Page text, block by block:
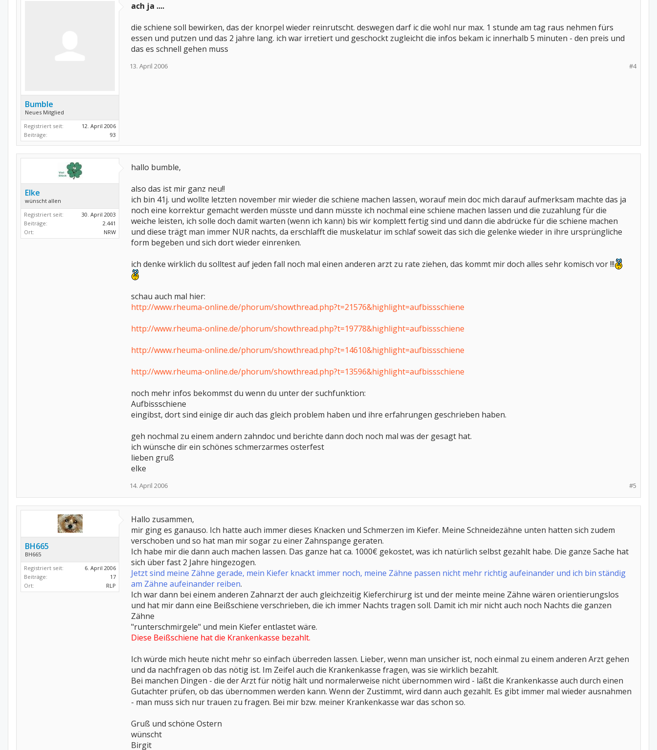
Bumble
Neues Mitglied
Registriert seit:
12. April 2006
Beiträge:
93
ach ja ....
die schiene soll bewirken, das der knorpel wieder reinrutscht. deswegen darf ic die wohl nur max. 1 stunde am tag raus nehmen fürs
essen und putzen und das 2 jahre lang. ich war irretiert und geschockt zugleicht die infos bekam ic innerhalb 5 minuten - den preis und
das es schnell gehen muss
#4
13. April 2006
Elke
wünscht allen
Registriert seit:
30. April 2003
Beiträge:
2.441
Ort:
NRW
hallo bumble,
also das ist mir ganz neu!!
ich bin 41j. und wollte letzten november mir wieder die schiene machen lassen, worauf mein doc mich darauf aufmerksam machte das ja
noch eine korrektur gemacht werden müsste und dann müsste ich nochmal eine schiene machen lassen und die zuzahlung für die
weiche leisten, ich solle doch damit warten (wenn ich kann) bis wir komplett fertig sind und dann die abdrücke für die schiene machen
und diese trägt man immer NUR nachts, da erschlafft die muskelatur im schlaf soweit das sich die gelenke wieder in ihre ursprüngliche
form begeben und sich dort wieder einrenken.
ich denke wirklich du solltest auf jeden fall noch mal einen anderen arzt zu rate ziehen, das kommt mir doch alles sehr komisch vor !!!
schau auch mal hier:
http://www.rheuma-online.de/phorum/showthread.php?t=21576&highlight=aufbissschiene
http://www.rheuma-online.de/phorum/showthread.php?t=19778&highlight=aufbissschiene
http://www.rheuma-online.de/phorum/showthread.php?t=14610&highlight=aufbissschiene
http://www.rheuma-online.de/phorum/showthread.php?t=13596&highlight=aufbissschiene
noch mehr infos bekommst du wenn du unter der suchfunktion:
Aufbissschiene
eingibst, dort sind einige dir auch das gleich problem haben und ihre erfahrungen geschrieben haben.
geh nochmal zu einem andern zahndoc und berichte dann doch noch mal was der gesagt hat.
ich wünsche dir ein schönes schmerzarmes osterfest
lieben gruß
elke
#5
14. April 2006
BH665
BH665
Registriert seit:
6. April 2006
Beiträge:
17
Ort:
RLP
Hallo zusammen,
mir ging es ganauso. Ich hatte auch immer dieses Knacken und Schmerzen im Kiefer. Meine Schneidezähne unten hatten sich zudem
verschoben und so hat man mir sogar zu einer Zahnspange geraten.
Ich habe mir die dann auch machen lassen. Das ganze hat ca. 1000€ gekostet, was ich natürlich selbst gezahlt habe. Die ganze Sache hat
sich über fast 2 Jahre hingezogen.
Jetzt sind meine Zähne gerade, mein Kiefer knackt immer noch, meine Zähne passen nicht mehr richtig aufeinander und ich bin ständig
am Zähne aufeinander reiben.
Ich war dann bei einem anderen Zahnarzt der auch gleichzeitig Kieferchirurg ist und der meinte meine Zähne wären orientierungslos
und hat mir dann eine Beißschiene verschrieben, die ich immer Nachts tragen soll. Damit ich mir nicht auch noch Nachts die ganzen
Zähne
"runterschmirgele" und mein Kiefer entlastet wäre.
Diese Beißschiene hat die Krankenkasse bezahlt.
Ich würde mich heute nicht mehr so einfach überreden lassen. Lieber, wenn man unsicher ist, noch einmal zu einem anderen Arzt gehen
und da nachfragen ob das nötig ist. Im Zeifel auch die Krankenkasse fragen, was sie wirklich bezahlt.
Bei manchen Dingen - die der Arzt für nötig hält und normalerweise nicht übernommen wird - läßt die Krankenkasse auch durch einen
Gutachter prüfen, ob das übernommen werden kann. Wenn der Zustimmt, wird dann auch gezahlt. Es gibt immer mal wieder ausnahmen
- man muss sich nur trauen zu fragen. Bei mir bzw. meiner Krankenkasse war das schon so.
Gruß und schöne Ostern
wünscht
Birgit